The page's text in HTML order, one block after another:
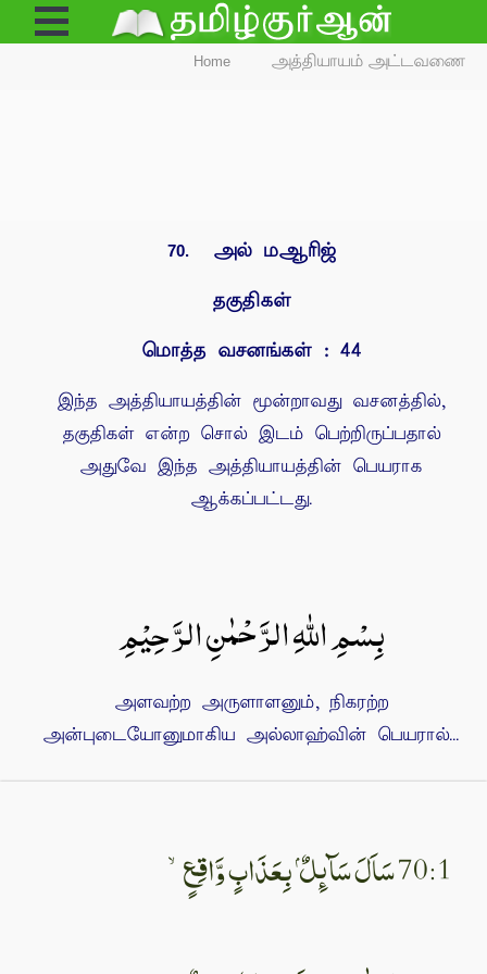
Open
Menu
Home அத்தியாயம் அட்டவணை
70.
அல் மஆரிஜ்
தகுதிகள்
மொத்த வசனங்கள் : 44
இந்த அத்தியாயத்தின் மூன்றாவது வசனத்தில்,
தகுதிகள் என்ற சொல் இடம் பெற்றிருப்பதால்
அதுவே இந்த அத்தியாயத்தின் பெயராக
ஆக்கப்பட்டது.
بِسْمِ اللهِ الرَّحْمٰنِ الرَّحِيْمِ
அளவற்ற அருளாளனும், நிகரற்ற
அன்புடையோனுமாகிய அல்லாஹ்வின் பெயரால்...
70:1 سَاَلَ سَآٮِٕلٌ ۢ بِعَذَابٍ وَّاقِعٍۙ‏